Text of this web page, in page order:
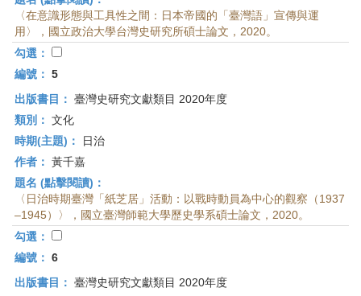
〈在意識形態與工具性之間：日本帝國的「臺灣語」宣傳與運
用〉，國立政治大學台灣史研究所碩士論文，2020。
勾選：
編號： 5
出版書目： 臺灣史研究文獻類目 2020年度
類別： 文化
時期(主題)：
日治
作者： 黃千嘉
題名 (點擊閱讀)：
〈日治時期臺灣「紙芝居」活動：以戰時動員為中心的觀察（1937
–1945）〉，國立臺灣師範大學歷史學系碩士論文，2020。
勾選：
編號： 6
出版書目： 臺灣史研究文獻類目 2020年度